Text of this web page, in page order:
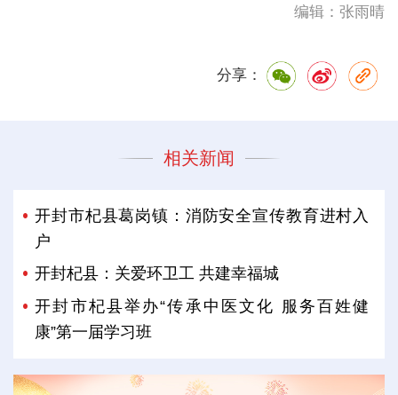
编辑：张雨晴
分享：
相关新闻
开封市杞县葛岗镇：消防安全宣传教育进村入
户
开封杞县：关爱环卫工 共建幸福城
开封市杞县举办“传承中医文化 服务百姓健
康”第一届学习班